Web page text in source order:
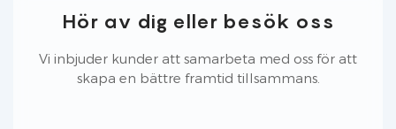
Hör av dig eller besök oss
Vi inbjuder kunder att samarbeta med oss ​​för att
skapa en bättre framtid tillsammans.